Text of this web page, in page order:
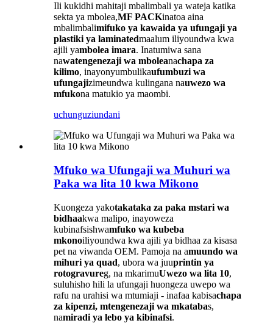
Ili kukidhi mahitaji mbalimbali ya wateja katika
sekta ya mbolea,MF PACKinatoa aina
mbalimbalimifuko ya kawaida ya ufungaji ya
plastiki ya laminatedmaalum iliyoundwa kwa
ajili yambolea imara. Inatumiwa sana
nawatengenezaji wa mboleanachapa za
kilimo, inayonyumbulikaufumbuzi wa
ufungajizimeundwa kulingana nauwezo wa
mfukona matukio ya maombi.
uchunguziundani
Mfuko wa Ufungaji wa Muhuri wa
Paka wa lita 10 kwa Mikono
Kuongeza yakotakataka za paka mstari wa
bidhaakwa malipo, inayoweza
kubinafsishwamfuko wa kubeba
mkonoiliyoundwa kwa ajili ya bidhaa za kisasa
pet na viwanda OEM. Pamoja na amuundo wa
mihuri ya quad, ubora wa juuprintin ya
rotogravureg, na mkarimuUwezo wa lita 10,
suluhisho hili la ufungaji huongeza uwepo wa
rafu na urahisi wa mtumiaji - inafaa kabisachapa
za kipenzi, mtengenezaji wa mkatabas,
namiradi ya lebo ya kibinafsi.